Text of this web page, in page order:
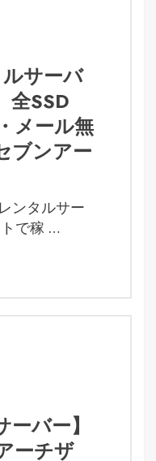
ルサーバ
SSD
メール無
ブンアー
ンタルサー
で稼 …
ーバー】
ーチザ